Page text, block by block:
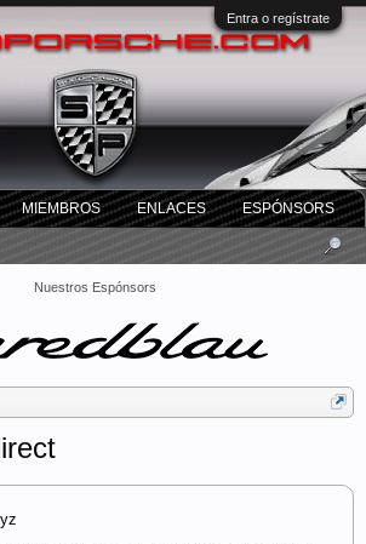
Entra o regístrate
Nuestros Espónsors
MIEMBROS ENLACES ESPÓNSORS